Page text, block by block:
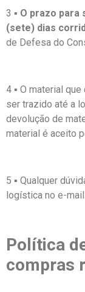
3 ▪ O prazo para
(sete) dias
de Defesa do
4 ▪ O material
ser trazido até a
devolução de
material é aceito
5 ▪ Qualquer
logística no e-mail
Política
compras